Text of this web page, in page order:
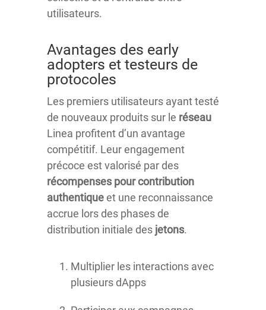
utilisateurs.
Avantages des early
adopters et testeurs de
protocoles
Les premiers utilisateurs ayant testé
de nouveaux produits sur le réseau
Linea profitent d’un avantage
compétitif. Leur engagement
précoce est valorisé par des
récompenses pour contribution
authentiqueet une reconnaissance
accrue lors des phases de
distribution initiale des jetons.
Multiplier les interactions avec
plusieurs dApps